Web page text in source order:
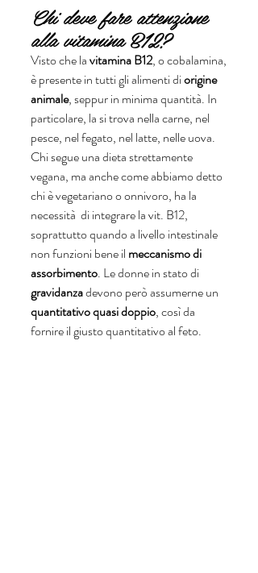
Chi deve fare attenzione
alla vitamina B12?
Visto che la vitamina B12, o cobalamina,
è presente in tutti gli alimenti di origine
animale, seppur in minima quantità. In
particolare, la si trova nella carne, nel
pesce, nel fegato, nel latte, nelle uova.
Chi segue una dieta strettamente
vegana, ma anche come abbiamo detto
chi è vegetariano o onnivoro, ha la
necessità  di integrare la vit. B12,
soprattutto quando a livello intestinale
non funzioni bene il meccanismo di
assorbimento. Le donne in stato di
gravidanza devono però assumerne un
quantitativo quasi doppio, così da
fornire il giusto quantitativo al feto.